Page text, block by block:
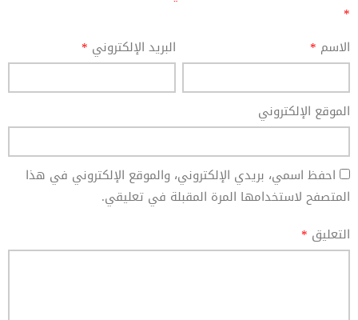
*
الاسم * البريد الإلكتروني *
الموقع الإلكتروني
احفظ اسمي، بريدي الإلكتروني، والموقع الإلكتروني في هذا
المتصفح لاستخدامها المرة المقبلة في تعليقي.
التعليق *